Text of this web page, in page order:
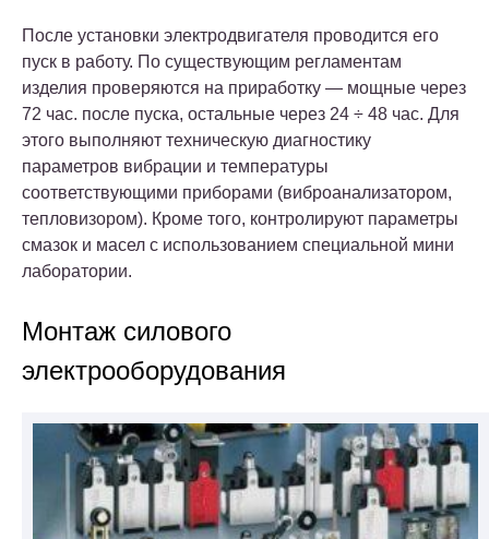
После установки электродвигателя проводится его
пуск в работу. По существующим регламентам
изделия проверяются на приработку — мощные через
72 час. после пуска, остальные через 24 ÷ 48 час. Для
этого выполняют техническую диагностику
параметров вибрации и температуры
соответствующими приборами (виброанализатором,
тепловизором). Кроме того, контролируют параметры
смазок и масел с использованием специальной мини
лаборатории.
Монтаж силового
электрооборудования